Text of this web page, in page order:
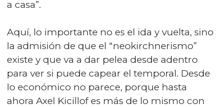
a casa”.
Aquí, lo importante no es el ida y vuelta, sino
la admisión de que el “neokirchnerismo”
existe y que va a dar pelea desde adentro
para ver si puede capear el temporal. Desde
lo económico no parece, porque hasta
ahora Axel Kicillof es más de lo mismo con